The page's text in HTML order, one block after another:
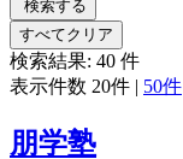
検索する
すべてクリア
検索結果: 40 件
表示件数 20件 | 50件
朋学塾